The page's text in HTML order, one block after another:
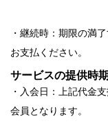
・継続時：期限の満
お支払ください。
サービスの提供時期
・入会日：上記代金
会員となります。